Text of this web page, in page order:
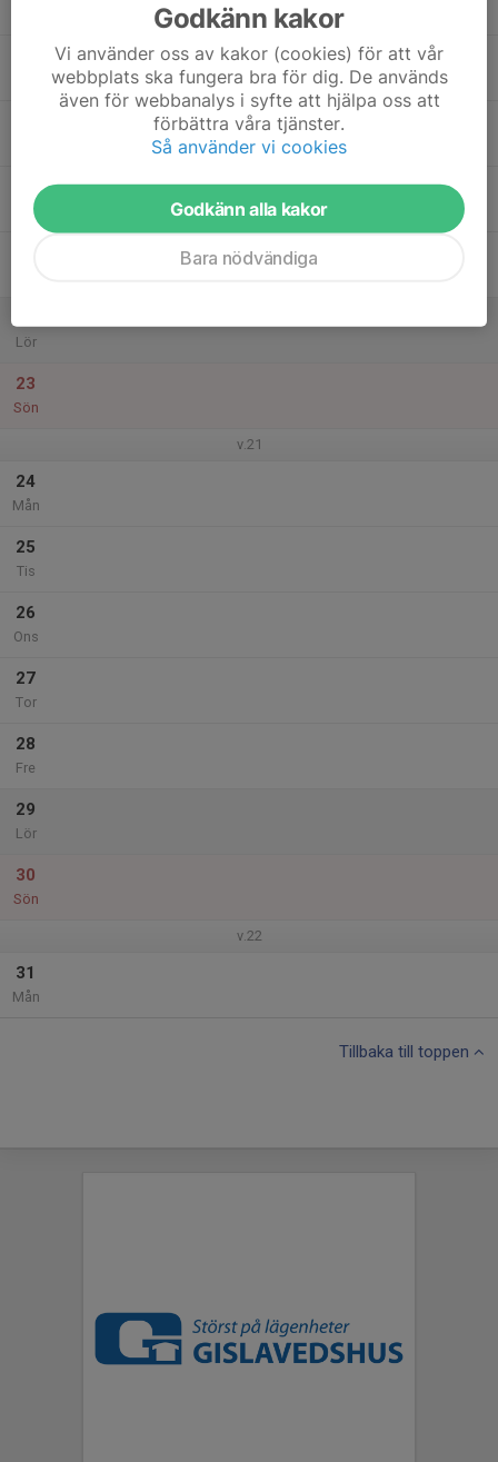
Tor
Lör
23
Sön
v.21
24
Mån
25
Tis
26
Ons
27
Tor
28
Fre
29
Lör
30
Sön
v.22
31
Mån
Tillbaka till toppen
Godkänn kakor
Vi använder oss av kakor (cookies) för att vår
webbplats ska fungera bra för dig. De används
även för webbanalys i syfte att hjälpa oss att
förbättra våra tjänster.
Så använder vi cookies
Godkänn alla kakor
Bara nödvändiga